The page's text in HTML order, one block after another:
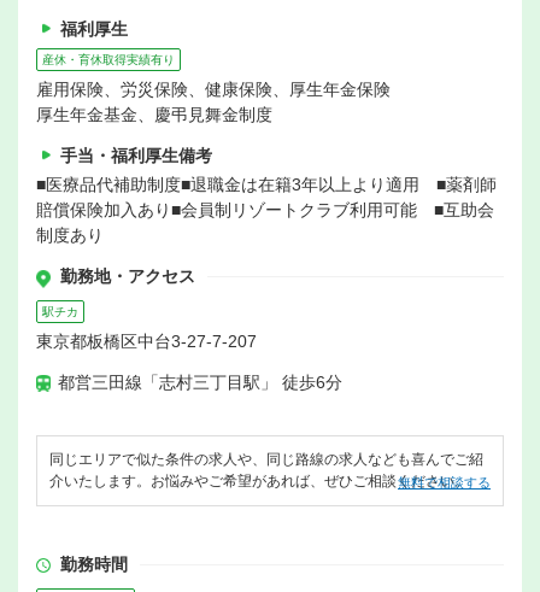
福利厚生
産休・育休取得実績有り
雇用保険、労災保険、健康保険、厚生年金保険
厚生年金基金、慶弔見舞金制度
手当・福利厚生備考
■医療品代補助制度■退職金は在籍3年以上より適用 ■薬剤師
賠償保険加入あり■会員制リゾートクラブ利用可能 ■互助会
制度あり
勤務地・アクセス
駅チカ
東京都板橋区中台3-27-7-207
都営三田線「志村三丁目駅」 徒歩6分
同じエリアで似た条件の求人や、同じ路線の求人なども喜んでご紹
介いたします。お悩みやご希望があれば、ぜひご相談ください。
無料で相談する
勤務時間